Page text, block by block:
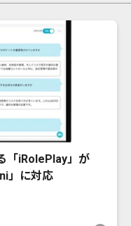
「iRolePlay」が
」に対応